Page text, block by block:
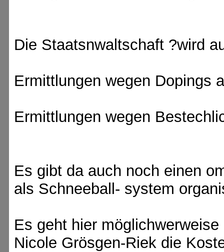
Die Staatsnwaltschaft ?wird
Ermittlungen wegen Dopings
Ermittlungen wegen
Es gibt da auch noch einen
als Schneeball- system
Es geht hier
Nicole Grösgen-Riek die